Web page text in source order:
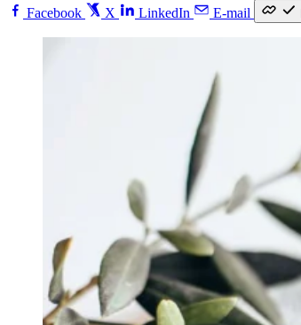
Facebook
X LinkedIn E-mail